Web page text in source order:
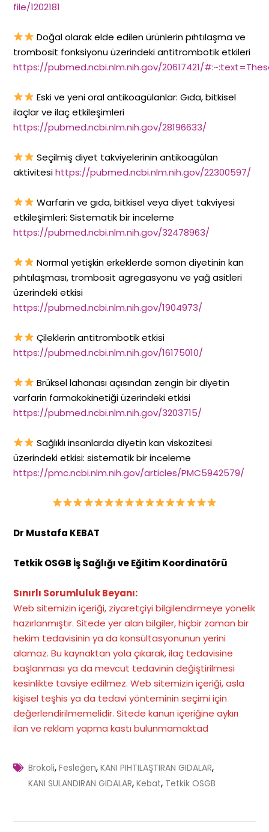
file/1202181
Doğal olarak elde edilen ürünlerin pıhtılaşma ve
trombosit fonksiyonu üzerindeki antitrombotik etkileri
https://pubmed.ncbi.nlm.nih.gov/20617421/
Eski ve yeni oral antikoagülanlar: Gıda, bitkisel
ilaçlar ve ilaç etkileşimleri
https://pubmed.ncbi.nlm.nih.gov/28196633/
Seçilmiş diyet takviyelerinin antikoagülan
aktivitesihttps://pubmed.ncbi.nlm.nih.gov/22300597/
Warfarin ve gıda, bitkisel veya diyet takviyesi
etkileşimleri: Sistematik bir inceleme
https://pubmed.ncbi.nlm.nih.gov/32478963/
Normal yetişkin erkeklerde somon diyetinin kan
pıhtılaşması, trombosit agregasyonu ve yağ asitleri
üzerindeki etkisi
https://pubmed.ncbi.nlm.nih.gov/1904973/
Çileklerin antitrombotik etkisi
https://pubmed.ncbi.nlm.nih.gov/16175010/
Brüksel lahanası açısından zengin bir diyetin
varfarin farmakokinetiği üzerindeki etkisi
https://pubmed.ncbi.nlm.nih.gov/3203715/
Sağlıklı insanlarda diyetin kan viskozitesi
üzerindeki etkisi: sistematik bir inceleme
https://pmc.ncbi.nlm.nih.gov/articles/PMC5942579/
Dr Mustafa KEBAT
Tetkik OSGB İş Sağlığı ve Eğitim Koordinatörü
Sınırlı Sorumluluk Beyanı:
Web sitemizin içeriği, ziyaretçiyi bilgilendirmeye yönelik
hazırlanmıştır. Sitede yer alan bilgiler, hiçbir zaman bir
hekim tedavisinin ya da konsültasyonunun yerini
alamaz. Bu kaynaktan yola çıkarak, ilaç tedavisine
başlanması ya da mevcut tedavinin değiştirilmesi
kesinlikte tavsiye edilmez. Web sitemizin içeriği, asla
kişisel teşhis ya da tedavi yönteminin seçimi için
değerlendirilmemelidir. Sitede kanun içeriğine aykırı
ilan ve reklam yapma kastı bulunmamaktad
Brokoli,Fesleğen,KANI PIHTILAŞTIRAN GIDALAR,
KANI SULANDIRAN GIDALAR,Kebat, Tetkik OSGB